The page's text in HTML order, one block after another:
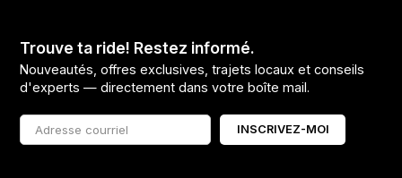
Trouve ta ride! Restez informé.
Nouveautés, offres exclusives, trajets locaux et conseils
d'experts — directement dans votre boîte mail.
INSCRIVEZ-MOI